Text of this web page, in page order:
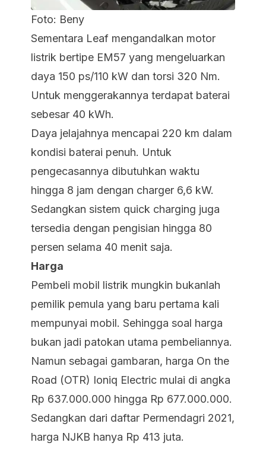
Foto: Beny
Sementara Leaf mengandalkan motor
listrik bertipe EM57 yang mengeluarkan
daya 150 ps/110 kW dan torsi 320 Nm.
Untuk menggerakannya terdapat baterai
sebesar 40 kWh.
Daya jelajahnya mencapai 220 km dalam
kondisi baterai penuh. Untuk
pengecasannya dibutuhkan waktu
hingga 8 jam dengan charger 6,6 kW.
Sedangkan sistem quick charging juga
tersedia dengan pengisian hingga 80
persen selama 40 menit saja.
Harga
Pembeli mobil listrik mungkin bukanlah
pemilik pemula yang baru pertama kali
mempunyai mobil. Sehingga soal harga
bukan jadi patokan utama pembeliannya.
Namun sebagai gambaran, harga On the
Road (OTR) Ioniq Electric mulai di angka
Rp 637.000.000 hingga Rp 677.000.000.
Sedangkan dari daftar Permendagri 2021,
harga NJKB hanya Rp 413 juta.